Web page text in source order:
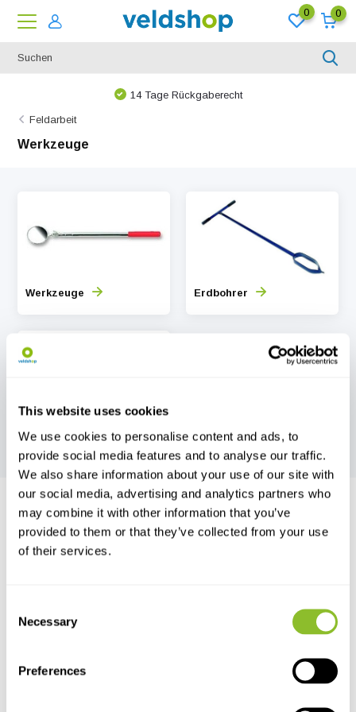
This website uses cookies
We use cookies to personalise content and ads, to
provide social media features and to analyse our traffic.
We also share information about your use of our site with
our social media, advertising and analytics partners who
may combine it with other information that you’ve
provided to them or that they’ve collected from your use
of their services.
Selection
Necessary
Preferences
0 0
14 Tage Rückgaberecht
Feldarbeit
Werkzeuge
Werkzeuge Erdbohrer
Messer & Multitools
*Alle Preise verstehen sich inklusive Mehrwertsteuer und sonstiger
Gebühren, jedoch exklusive Versand- und Servicegebühren.